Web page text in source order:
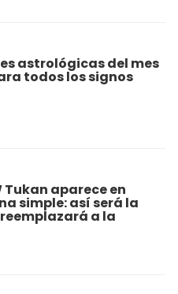
astrológicas del mes
todos los signos
Tukan aparece en
simple: así será la
a la